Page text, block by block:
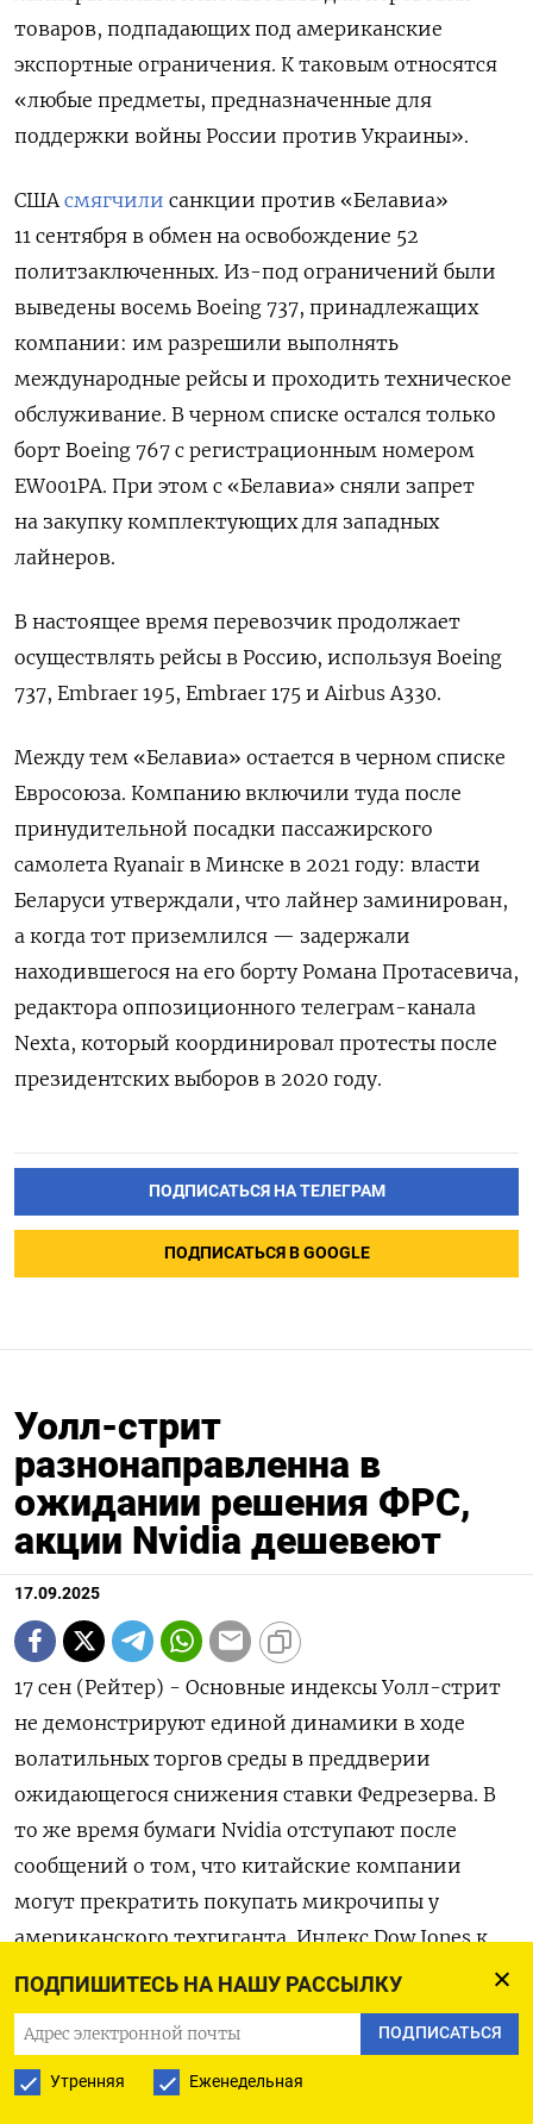
ПОДПИШИТЕСЬ НА НАШУ РАССЫЛКУ
ПОДПИСАТЬСЯ
Утренняя Еженедельная
товаров, подпадающих под американские
экспортные ограничения. К таковым относятся
«любые предметы, предназначенные для
поддержки войны России против Украины».
США смягчили санкции против «Белавиа»
11 сентября в обмен на освобождение 52
политзаключенных. Из-под ограничений были
выведены восемь Boeing 737, принадлежащих
компании: им разрешили выполнять
международные рейсы и проходить техническое
обслуживание. В черном списке остался только
борт Boeing 767 с регистрационным номером
EW001PA. При этом с «Белавиа» сняли запрет
на закупку комплектующих для западных
лайнеров.
В настоящее время перевозчик продолжает
осуществлять рейсы в Россию, используя Boeing
737, Embraer 195, Embraer 175 и Airbus A330.
Между тем «Белавиа» остается в черном списке
Евросоюза. Компанию включили туда после
принудительной посадки пассажирского
самолета Ryanair в Минске в 2021 году: власти
Беларуси утверждали, что лайнер заминирован,
а когда тот приземлился — задержали
находившегося на его борту Романа Протасевича,
редактора оппозиционного телеграм-канала
Nexta, который координировал протесты после
президентских выборов в 2020 году.
ПОДПИСАТЬСЯ НА ТЕЛЕГРАМ
ПОДПИСАТЬСЯ В GOOGLE
Уолл-стрит
разнонаправленна в
ожидании решения ФРС,
акции Nvidia дешевеют
17.09.2025
17 сен (Рейтер) - Основные индексы Уолл-стрит
не демонстрируют единой динамики в ходе
волатильных торгов среды в преддверии
ожидающегося снижения ставки Федрезерва. В
то же время бумаги Nvidia отступают после
сообщений о том, что китайские компании
могут прекратить покупать микрочипы у
американского техгиганта. Индекс Dow Jones к
17:37 МСК вырос на 0,55% до 46.010,93 пункта,
индекс S&P 500 опустился на 0,11% до 6.599,55​
пункта, а Nasdaq снизился на 0,48% до 22.227,17
пункта. Dow Jones: Лидеры роста: Изменение